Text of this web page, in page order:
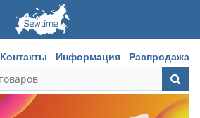
Контакты Информация Распродажа